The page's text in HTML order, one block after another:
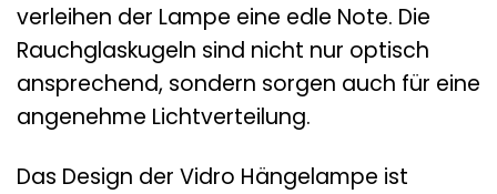
verleihen der Lampe eine edle Note. Die
Rauchglaskugeln sind nicht nur optisch
ansprechend, sondern sorgen auch für eine
angenehme Lichtverteilung.
Das Design der Vidro Hängelampe ist